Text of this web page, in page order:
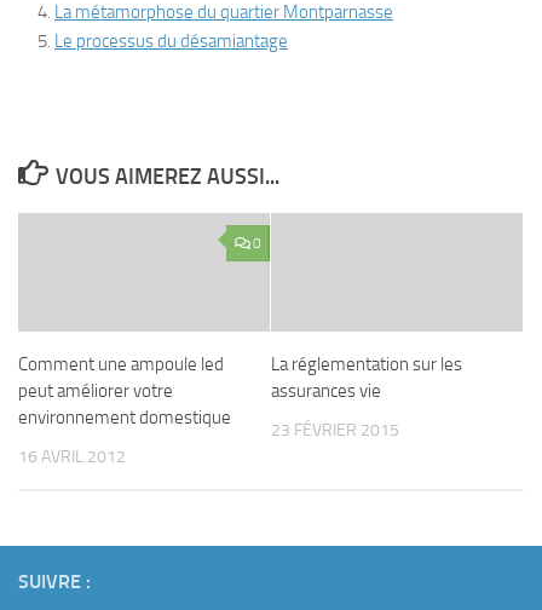
La métamorphose du quartier Montparnasse
Le processus du désamiantage
VOUS AIMEREZ AUSSI...
0
Comment une ampoule led
peut améliorer votre
environnement domestique
16 AVRIL 2012
La réglementation sur les
assurances vie
23 FÉVRIER 2015
SUIVRE :